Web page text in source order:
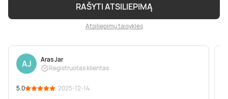
RAŠYTI ATSILIEPIMĄ
Atsiliepimų taisyklės
AJ
Aras Jar
Registruotas klientas
5.0 · 2025-12-14